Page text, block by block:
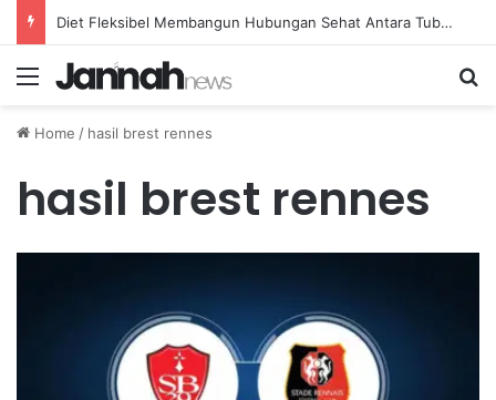
Teknik Efektif Menurunkan Demam Ringan pada Anak Secara Alami di Rumah
Menu
Home / hasil brest rennes
hasil brest rennes